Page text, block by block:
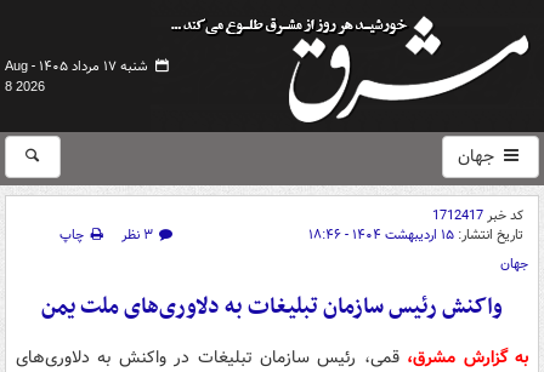
شنبه ۱۷ مرداد ۱۴۰۵ -
Aug
8 2026
جهان
کد خبر1712417
تاریخ انتشار: ۱۵ اردیبهشت ۱۴۰۴ - ۱۸:۴۶ ۳ نظر
چاپ
جهان
واکنش رئیس سازمان تبلیغات به دلاوری‌های ملت یمن
به گزارش مشرق،قمی، رئیس سازمان تبلیغات در واکنش به دلاوری‌های